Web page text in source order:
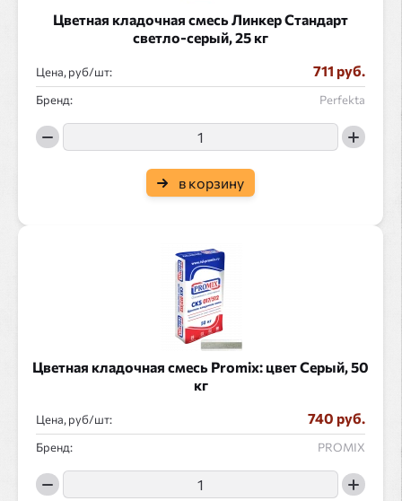
Цветная кладочная смесь Линкер Стандарт
светло-серый, 25 кг
Цена, руб/ : 711 руб.
Бренд: Perfekta
в корзину
Цветная кладочная смесь Promix: цвет Серый, 50
кг
Цена, руб/ : 740 руб.
Бренд: PROMIX